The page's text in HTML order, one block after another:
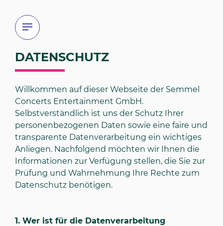
DATENSCHUTZ
Willkommen auf dieser Webseite der Semmel
Concerts Entertainment GmbH.
Selbstverständlich ist uns der Schutz Ihrer
personenbezogenen Daten sowie eine faire und
transparente Datenverarbeitung ein wichtiges
Anliegen. Nachfolgend möchten wir Ihnen die
Informationen zur Verfügung stellen, die Sie zur
Prüfung und Wahrnehmung Ihre Rechte zum
Datenschutz benötigen.
1. Wer ist für die Datenverarbeitung